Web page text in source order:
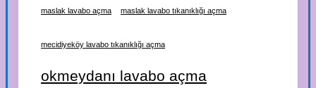
maslak lavabo açma maslak lavabo tıkanıklığı açma
mecidiyeköy lavabo tıkanıklığı açma
okmeydanı lavabo açma